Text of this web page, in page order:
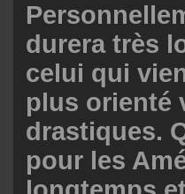
durera très
celui qui
plus orienté
drastiques.
pour les